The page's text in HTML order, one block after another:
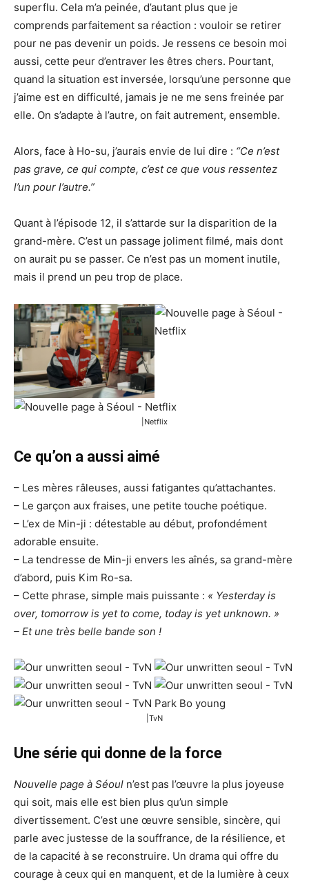
superflu. Cela m’a peinée, d’autant plus que je
comprends parfaitement sa réaction : vouloir se retirer
pour ne pas devenir un poids. Je ressens ce besoin moi
aussi, cette peur d’entraver les êtres chers. Pourtant,
quand la situation est inversée, lorsqu’une personne que
j’aime est en difficulté, jamais je ne me sens freinée par
elle. On s’adapte à l’autre, on fait autrement, ensemble.
Alors, face à Ho-su, j’aurais envie de lui dire : “Ce n’est
pas grave, ce qui compte, c’est ce que vous ressentez
l’un pour l’autre.”
Quant à l’épisode 12, il s’attarde sur la disparition de la
grand-mère. C’est un passage joliment filmé, mais dont
on aurait pu se passer. Ce n’est pas un moment inutile,
mais il prend un peu trop de place.
|Netflix
Ce qu’on a aussi aimé
– Les mères râleuses, aussi fatigantes qu’attachantes.
– Le garçon aux fraises, une petite touche poétique.
– L’ex de Min-ji : détestable au début, profondément
adorable ensuite.
– La tendresse de Min-ji envers les aînés, sa grand-mère
d’abord, puis Kim Ro-sa.
– Cette phrase, simple mais puissante : « Yesterday is
over, tomorrow is yet to come, today is yet unknown. »
– Et une très belle bande son !
|TvN
Une série qui donne de la force
Nouvelle page à Séoul n’est pas l’œuvre la plus joyeuse
qui soit, mais elle est bien plus qu’un simple
divertissement. C’est une œuvre sensible, sincère, qui
parle avec justesse de la souffrance, de la résilience, et
de la capacité à se reconstruire. Un drama qui offre du
courage à ceux qui en manquent, et de la lumière à ceux